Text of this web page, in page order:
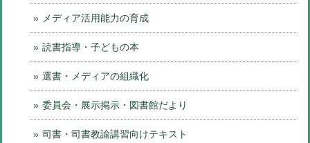
メディア活用能力の育成
読書指導・子どもの本
選書・メディアの組織化
委員会・展示掲示・図書館だより
司書・司書教諭講習向けテキスト